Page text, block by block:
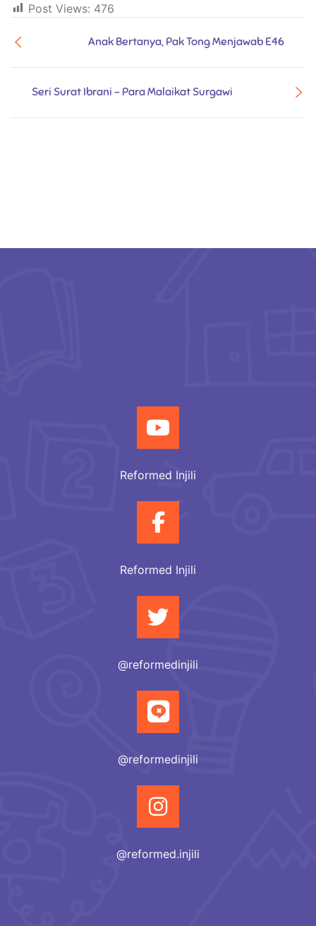
Post Views: 476
Seri Surat Ibrani - Para Malaikat Surgawi
Anak Bertanya, Pak Tong Menjawab E46
Reformed Injili
Reformed Injili
@reformedinjili
@reformedinjili
@reformed.injili